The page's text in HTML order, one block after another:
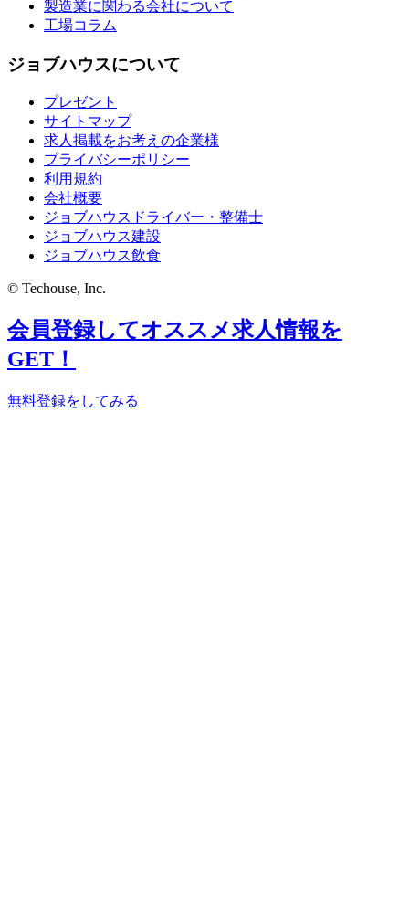
製造業に関わる会社について
工場コラム
ジョブハウスについて
プレゼント
サイトマップ
求人掲載をお考えの企業様
プライバシーポリシー
利用規約
会社概要
ジョブハウスドライバー・整備士
ジョブハウス建設
ジョブハウス飲食
© Techouse, Inc.
会員登録してオススメ求人情報を
GET！
無料登録をしてみる